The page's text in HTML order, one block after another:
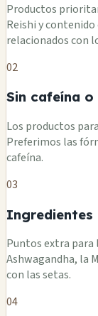
Productos
Reishi y
relacionados con
02
Sin cafeína
Los productos
Preferimos las
cafeína.
03
Ingredientes
Puntos extra
Ashwagandha, la
con las setas.
04